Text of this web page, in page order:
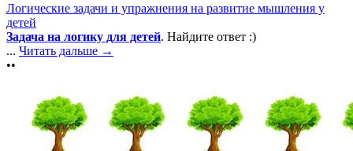
Логические задачи и упражнения на развитие мышления у
детей
Задача на логику для детей. Найдите ответ :)
... Читать дальше →
••